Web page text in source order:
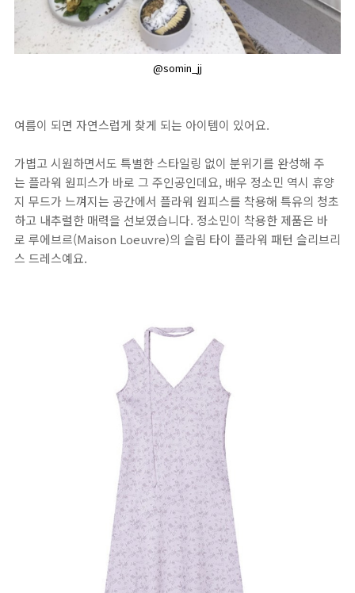
@somin_jj
여름이 되면 자연스럽게 찾게 되는 아이템이 있어요.
가볍고 시원하면서도 특별한 스타일링 없이 분위기를 완성해 주
는 플라워 원피스가 바로 그 주인공인데요, 배우 정소민 역시 휴양
지 무드가 느껴지는 공간에서 플라워 원피스를 착용해 특유의 청초
하고 내추럴한 매력을 선보였습니다. 정소민이 착용한 제품은 바
로 루에브르(Maison Loeuvre)의 슬림 타이 플라워 패턴 슬리브리
스 드레스예요.